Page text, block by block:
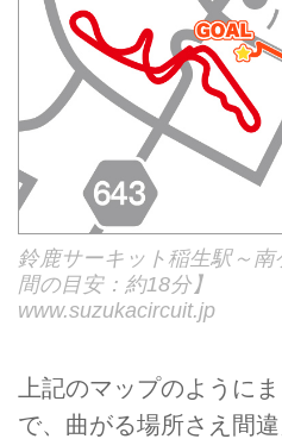
鈴鹿サーキット稲生駅～
間の目安：約18分】
www.suzukacircuit.jp
上記のマップのように
で、曲がる場所さえ間